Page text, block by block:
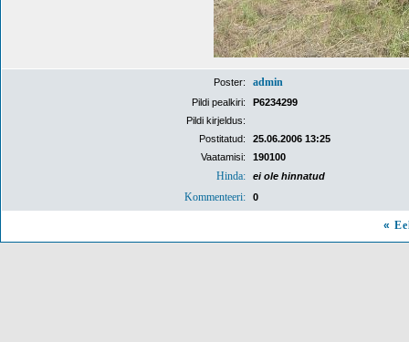
Poster: admin
Pildi pealkiri:
P6234299
Pildi kirjeldus:
Postitatud:
25.06.2006 13:25
Vaatamisi:
190100
Hinda: ei ole hinnatud
Kommenteeri: 0
«